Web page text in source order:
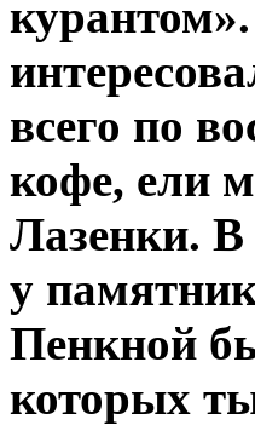
всего по
кофе, ели
Лазенки. В
у
Пенкной
которых